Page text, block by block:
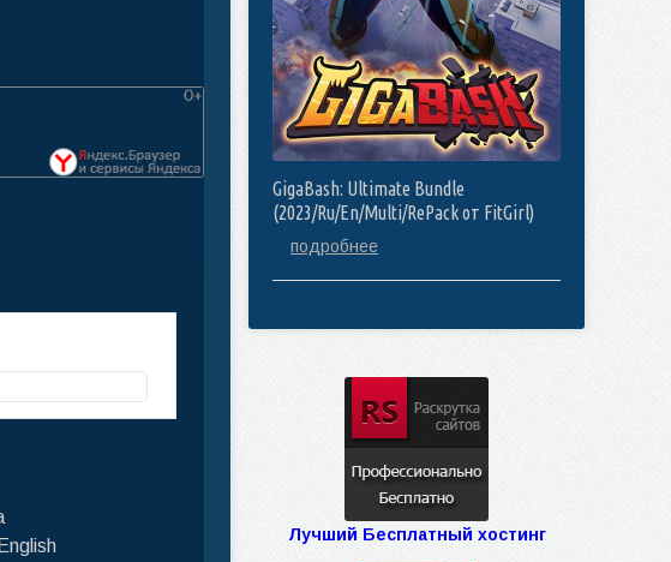
GigaBash: Ultimate Bundle
(2023/Ru/En/Multi/RePack от FitGirl)
подробнее
Лучший Бесплатный хостинг